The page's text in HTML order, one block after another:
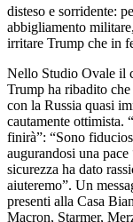
disteso e sorridente:
abbigliamento
irritare Trump che in
Nello Studio Ovale il
Trump ha ribadito
con la Russia quasi
cautamente ottimista.
finirà”: “Sono
augurandosi una
sicurezza ha dato
aiuteremo”. Un
presenti alla Casa
Macron, Starmer,